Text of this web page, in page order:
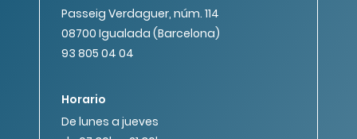
Passeig Verdaguer, núm. 114
08700 Igualada (Barcelona)
93 805 04 04
Horario
De lunes a jueves